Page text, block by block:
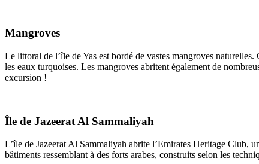
Mangroves
Le littoral de l’île de Yas est bordé de vastes mangroves
les eaux turquoises. Les mangroves abritent également de
excursion !
Île de Jazeerat Al Sammaliyah
L’île de Jazeerat Al Sammaliyah abrite l’Emirates Heritage Club,
bâtiments ressemblant à des forts arabes, construits selon les